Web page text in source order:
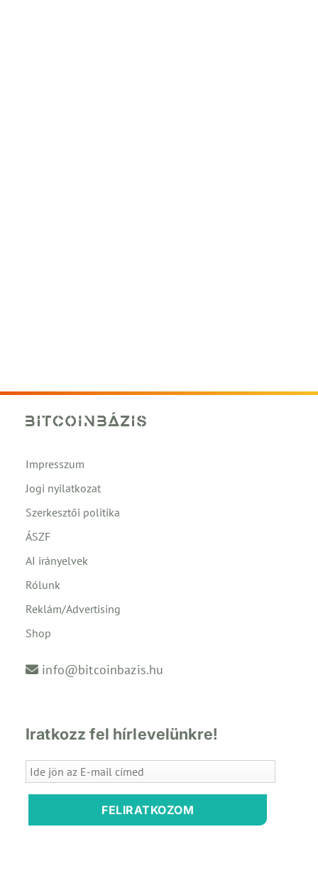
Impresszum
Jogi nyilatkozat
Szerkesztői politika
ÁSZF
AI irányelvek
Rólunk
Reklám/Advertising
Shop
info@bitcoinbazis.hu
Iratkozz fel hírlevelünkre!
FELIRATKOZOM